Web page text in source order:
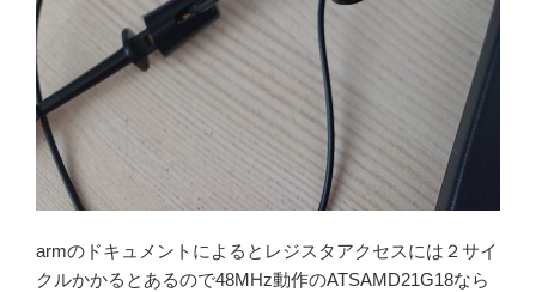
armのドキュメントによるとレジスタアクセスには２サイ
クルかかるとあるので48MHz動作のATSAMD21G18なら